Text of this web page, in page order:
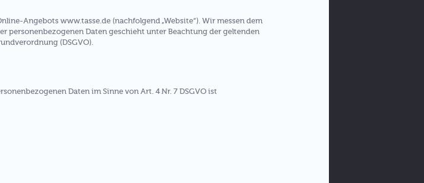
Angebots www.tasse.de (nachfolgend „Website“). Wir messen dem
personenbezogenen Daten geschieht unter Beachtung der geltenden
(DSGVO).
Daten im Sinne von Art. 4 Nr. 7 DSGVO ist